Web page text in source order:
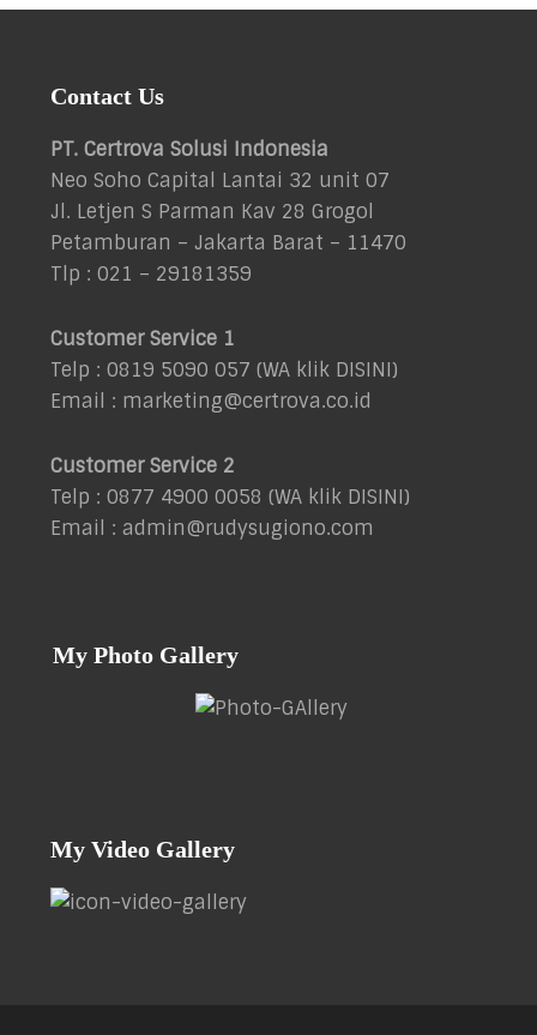
FooterContact Us
PT. Certrova Solusi Indonesia
Neo Soho Capital Lantai 32 unit 07
Jl. Letjen S Parman Kav 28 Grogol
Petamburan – Jakarta Barat – 11470
Tlp : 021 – 29181359
Customer Service 1
Telp : 0819 5090 057 (WA klik DISINI)
Email : marketing@certrova.co.id
Customer Service 2
Telp : 0877 4900 0058 (WA klik DISINI)
Email : admin@rudysugiono.com
My Photo Gallery
My Video Gallery